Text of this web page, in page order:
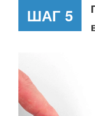
ШАГ 5